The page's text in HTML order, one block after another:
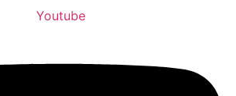
Youtube